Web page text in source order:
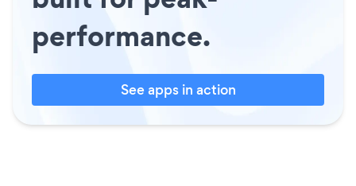
performance.
See apps in action